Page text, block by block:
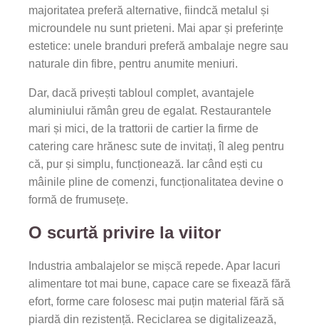
majoritatea preferă alternative, fiindcă metalul și
microundele nu sunt prieteni. Mai apar și preferințe
estetice: unele branduri preferă ambalaje negre sau
naturale din fibre, pentru anumite meniuri.
Dar, dacă privești tabloul complet, avantajele
aluminiului rămân greu de egalat. Restaurantele
mari și mici, de la trattorii de cartier la firme de
catering care hrănesc sute de invitați, îl aleg pentru
că, pur și simplu, funcționează. Iar când ești cu
mâinile pline de comenzi, funcționalitatea devine o
formă de frumusețe.
O scurtă privire la viitor
Industria ambalajelor se mișcă repede. Apar lacuri
alimentare tot mai bune, capace care se fixează fără
efort, forme care folosesc mai puțin material fără să
piardă din rezistență. Reciclarea se digitalizează,